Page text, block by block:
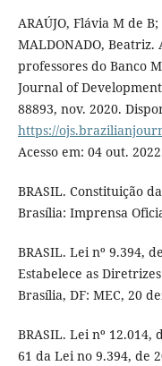
ARAÚJO, Flávia M de
MALDONADO,
professores do Banco
Journal of
88893, nov. 2020.
https://
Acesso em: 04 out.
BRASIL. Constituição
Brasília: Imprensa
BRASIL. Lei nº 9.394,
Estabelece as
Brasília, DF: MEC, 20
BRASIL. Lei nº 12.014,
61 da Lei no 9.394, de